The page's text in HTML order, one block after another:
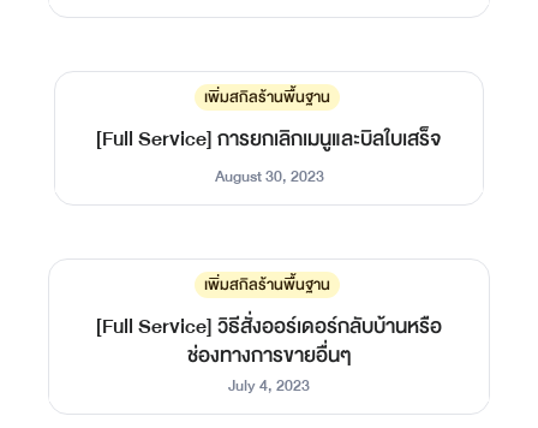
เพิ่มสกิลร้านพื้นฐาน
[Full Service] การยกเลิกเมนูและบิลใบเสร็จ
August 30, 2023
เพิ่มสกิลร้านพื้นฐาน
[Full Service] วิธีสั่งออร์เดอร์กลับบ้านหรือ
ช่องทางการขายอื่นๆ
July 4, 2023